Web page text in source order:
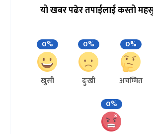
यो खबर पढेर तपाईलाई कस्तो
0%
खुसी
0%
दुःखी
0%
अचम्मित
0%